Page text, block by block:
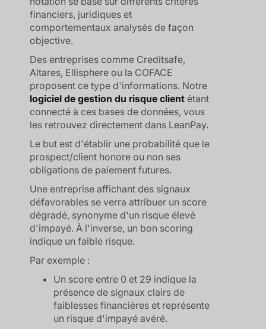
financiers, juridiques et
comportementaux analysés de façon
objective.
Des entreprises comme Creditsafe,
Altares, Ellisphere ou la COFACE
proposent ce type d'informations. Notre
logiciel de gestion du risque client étant
connecté à ces bases de données, vous
les retrouvez directement dans LeanPay.
Le but est d'établir une probabilité que le
prospect/client honore ou non ses
obligations de paiement futures.
Une entreprise affichant des signaux
défavorables se verra attribuer un score
dégradé, synonyme d'un risque élevé
d'impayé. À l'inverse, un bon scoring
indique un faible risque.
Par exemple :
Un score entre 0 et 29 indique la
présence de signaux clairs de
faiblesses financières et représente
un risque d'impayé avéré.